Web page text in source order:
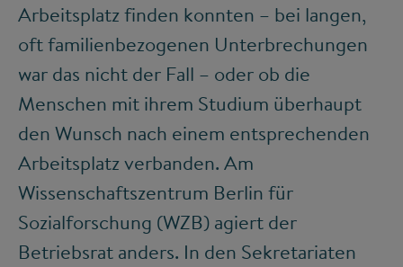
Arbeitsplatz finden konnten – bei langen,
oft familienbezogenen Unterbrechungen
war das nicht der Fall – oder ob die
Menschen mit ihrem Studium überhaupt
den Wunsch nach einem entsprechenden
Arbeitsplatz verbanden. Am
Wissenschaftszentrum Berlin für
Sozialforschung (WZB) agiert der
Betriebsrat anders. In den Sekretariaten